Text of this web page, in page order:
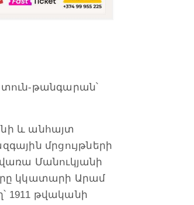
թանգարան՝
և անհայտ
մրցույթների
Մանուկյանի
կկատարի Արամ
թվականի